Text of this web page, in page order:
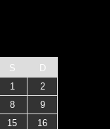
S
D
1
2
8
9
15
16